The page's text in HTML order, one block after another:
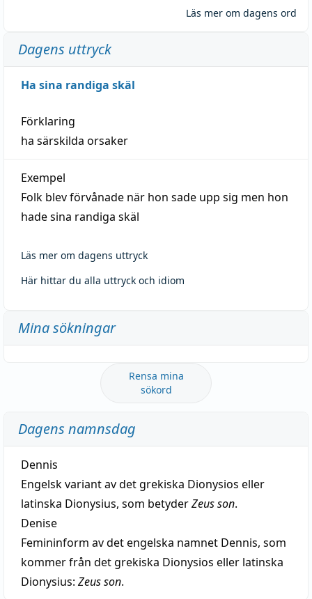
Läs mer om dagens ord
Dagens uttryck
Ha sina randiga skäl
Förklaring
ha särskilda orsaker
Exempel
Folk blev förvånade när hon sade upp sig men hon
hade sina randiga skäl
Läs mer om dagens uttryck
Här hittar du alla uttryck och idiom
Mina sökningar
Rensa mina
sökord
Dagens namnsdag
Dennis
Engelsk variant av det grekiska Dionysios eller
latinska Dionysius, som betyderZeus son.
Denise
Femininform av det engelska namnet Dennis, som
kommer från det grekiska Dionysios eller latinska
Dionysius: Zeus son.